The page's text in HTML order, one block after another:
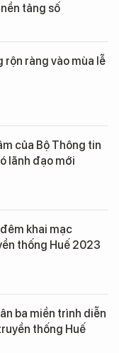
tảng số
rộn ràng vào mùa lễ
của Bộ Thông tin
lãnh đạo mới
khai mạc
thống Huế 2023
ba miền trình diễn
thống Huế